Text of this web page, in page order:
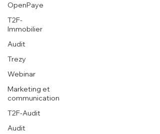
OpenPaye
T2F-
Immobilier
Audit
Trezy
Webinar
Marketing et
communication
T2F-Audit
Audit